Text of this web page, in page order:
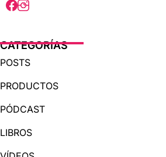
CATEGORÍAS
POSTS
PRODUCTOS
PÓDCAST
LIBROS